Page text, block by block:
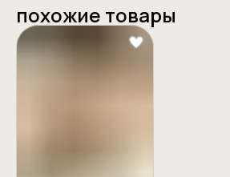
похожие товары